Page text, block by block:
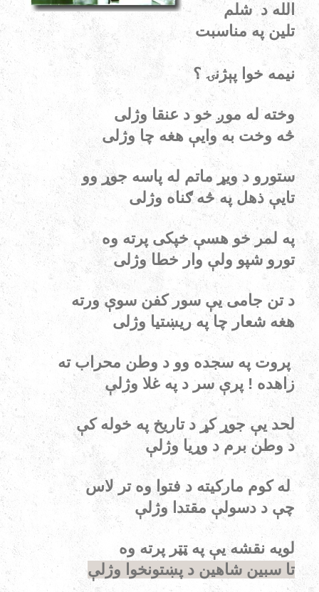
الله د شلم
تلین په مناسبت
نیمه خوا پېژنۍ ؟
وخته له موږ خو د عنقا وژلی
څه وخت به وایې هغه چا وژلی
ستورو د ویړ ماتم له پاسه جوړ وو
تایې ذهل په څه ګناه وژلی
په لمر خو هسې خپکی پرته وه
تورو شپو ولې وار خطا وژلی
د تن جامی یې سور کفن سوې ورته
هغه شعار چا په ریښتیا وژلی
زاهده ! پرې سر د په غلا وژلې
لحد یې جوړ کړ د تاریخ په خوله کې
د وطن برم د وړیا وژلې
له کوم مارکیته د فتوا وه تر لاس
چې د دسولې مقتدا وژلې
لویه نقشه یې په ټټر پرته وه
تا سبین شاهین د پښتونخوا وژلې